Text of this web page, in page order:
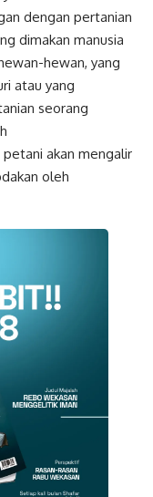
dengan pertanian
dimakan manusia
hewan, yang
atau yang
seorang
akan mengalir
oleh